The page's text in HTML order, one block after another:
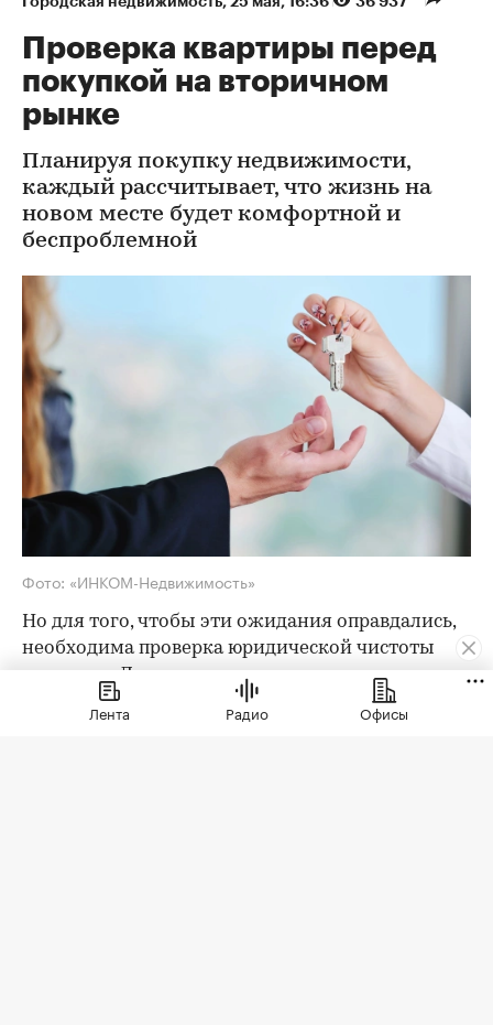
Проверка квартиры перед
покупкой на вторичном
рынке
Планируя покупку недвижимости,
каждый рассчитывает, что жизнь на
новом месте будет комфортной и
беспроблемной
Фото: «ИНКОМ-Недвижимость»
Но для того, чтобы эти ожидания оправдались,
необходима проверка юридической чистоты
квартиры. Для ее проведения существует
определенный чек-лист; давайте остановимся
на его основных пунктах. Итак, какие
Лента Радио Офисы